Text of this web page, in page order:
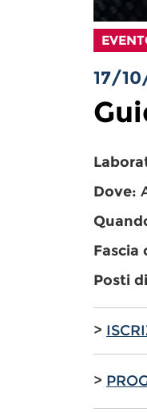
17/
Dove:
Fascia
Posti
>
>